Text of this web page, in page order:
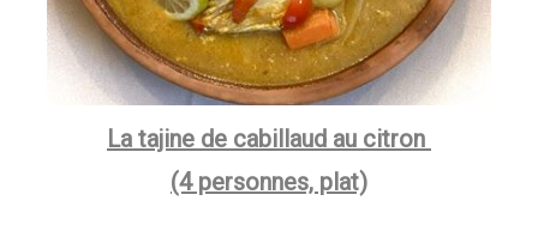
La tajine de cabillaud au citron
(4 personnes, plat)